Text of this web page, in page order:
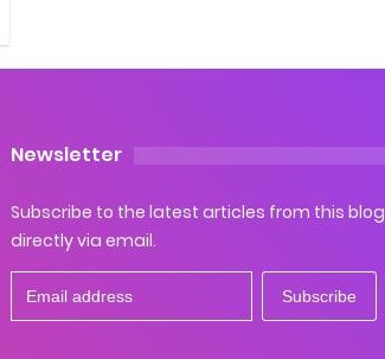
Newsletter
Subscribe to the latest articles from this blog
directly via email.